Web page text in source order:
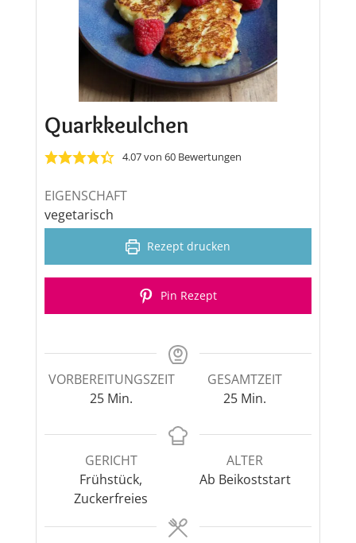
Quarkkeulchen
4.07von 60Bewertungen
EIGENSCHAFT
vegetarisch
Rezept drucken
Pin Rezept
VORBEREITUNGSZEIT
25Minuten
Min.
GESAMTZEIT
25Minuten
Min.
GERICHT
Frühstück,
Zuckerfreies
ALTER
Ab Beikoststart